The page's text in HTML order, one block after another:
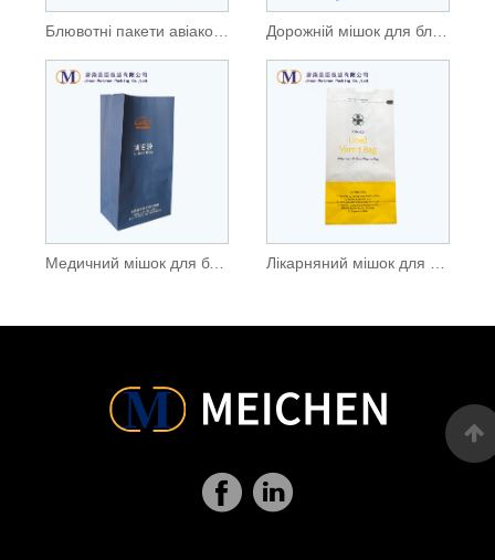
Блювотні пакети авіакомпанії
Медичний мішок для блювоти